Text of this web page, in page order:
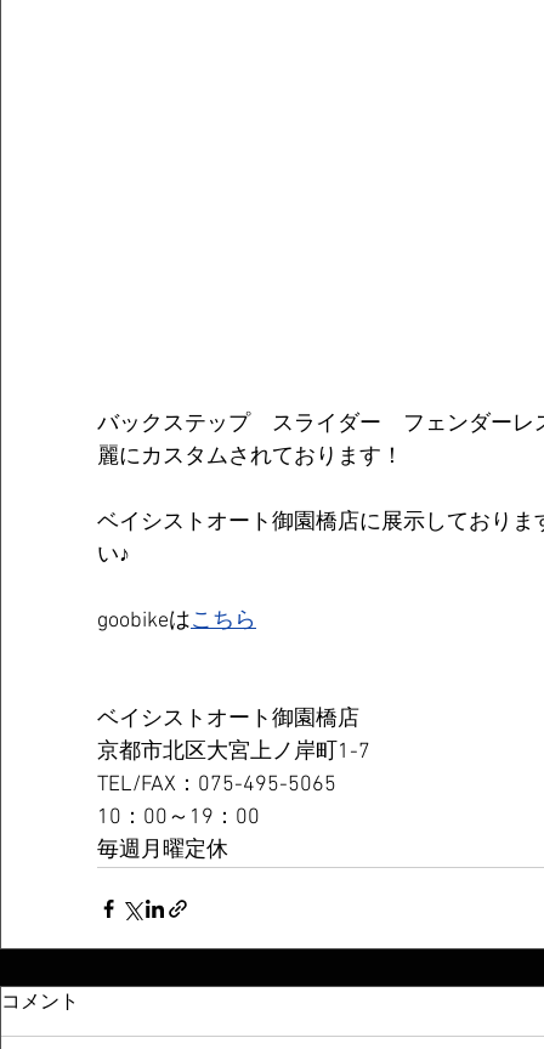
バックステップ　スライダー　フェンダー
麗にカスタムされております！
ベイシストオート御園橋店に展示しており
い♪
goobikeはこちら
ベイシストオート御園橋店
京都市北区大宮上ノ岸町1-7
TEL/FAX：075-495-5065
10：00～19：00
毎週月曜定休
コメント